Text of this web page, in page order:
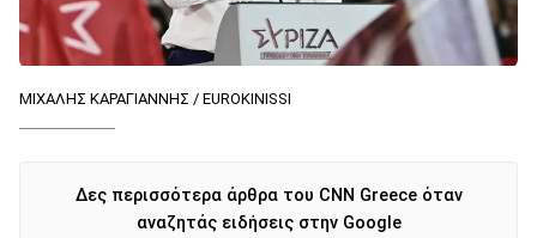
ΜΙΧΑΛΗΣ ΚΑΡΑΓΙΑΝΝΗΣ / EUROKINISSI
Δες περισσότερα άρθρα του CNN Greece όταν
αναζητάς ειδήσεις στην Google